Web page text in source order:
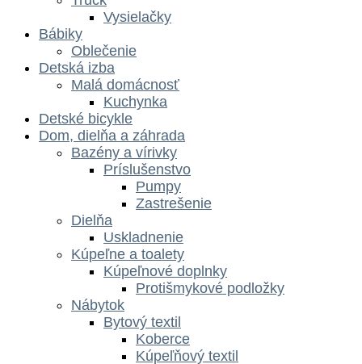
Vysielačky
Bábiky
Oblečenie
Detská izba
Malá domácnosť
Kuchynka
Detské bicykle
Dom, dielňa a záhrada
Bazény a vírivky
Príslušenstvo
Pumpy
Zastrešenie
Dielňa
Uskladnenie
Kúpeľne a toalety
Kúpeľnové doplnky
Protišmykové podložky
Nábytok
Bytový textil
Koberce
Kúpeľňový textil